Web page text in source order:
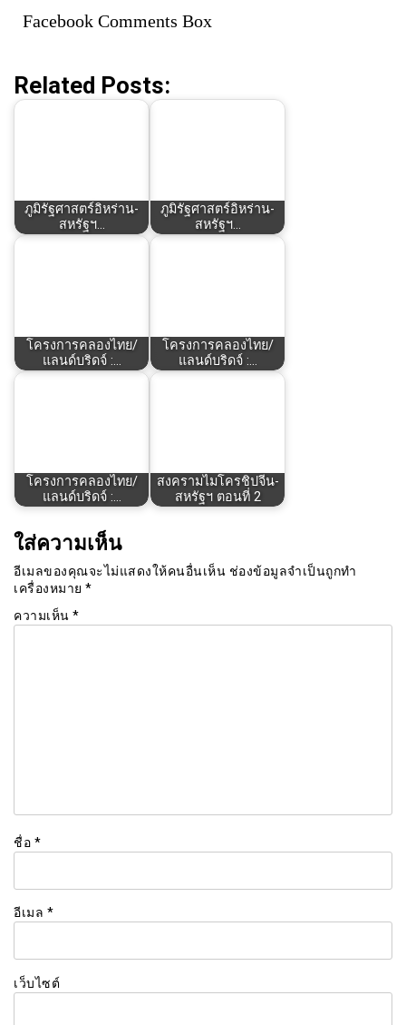
Facebook Comments Box
Related Posts:
ภูมิรัฐศาสตร์อิหร่าน-
สหรัฐฯ…
ภูมิรัฐศาสตร์อิหร่าน-
สหรัฐฯ…
โครงการคลองไทย/
แลนด์บริดจ์ :…
โครงการคลองไทย/
แลนด์บริดจ์ :…
โครงการคลองไทย/
แลนด์บริดจ์ :…
สงครามไมโครชิปจีน-
สหรัฐฯ ตอนที่ 2
ใส่ความเห็น
อีเมลของคุณจะไม่แสดงให้คนอื่นเห็น ช่องข้อมูลจำเป็นถูกทำ
เครื่องหมาย *
ความเห็น *
ชื่อ *
อีเมล *
เว็บไซต์